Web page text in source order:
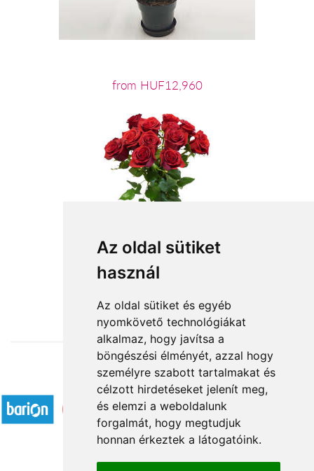
Az oldal sütiket
használ
Az oldal sütiket és egyéb
nyomkövető technológiákat
alkalmaz, hogy javítsa a
böngészési élményét, azzal hogy
személyre szabott tartalmakat és
célzott hirdetéseket jelenít meg,
és elemzi a weboldalunk
forgalmát, hogy megtudjuk
honnan érkeztek a látogatóink.
from HUF12,960
Accepted payment methods